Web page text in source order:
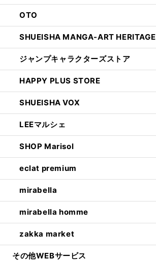
OTO
SHUEISHA MANGA-ART HERITAGE
ジャンプキャラクターズストア
HAPPY PLUS STORE
SHUEISHA VOX
LEEマルシェ
SHOP Marisol
eclat premium
mirabella
mirabella homme
zakka market
その他WEBサービス